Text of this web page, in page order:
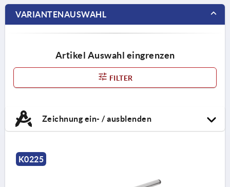
Stahl.
VARIANTENAUSWAHL
Artikel Auswahl eingrenzen
FILTER
Zeichnung ein- / ausblenden
K0225